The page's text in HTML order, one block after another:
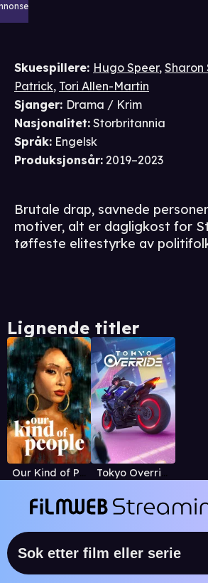
Skuespillere: Hugo Speer, Sharon
Patrick, Tori Allen-Martin
Sjanger: Drama / Krim
Nasjonalitet: Storbritannia
Språk: Engelsk
Produksjonsår: 2019–2023
Brutale drap, savnede
motiver, alt er dagligkost for
tøffeste elitestyrke av
Lignende titler
Our Kind of People Tokyo Override